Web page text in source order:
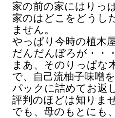
家の前の家にはりっ
家のはどこをどうし
ません。
やっぱり今時の植木
だんだんぼろが・・・
まあ、そのりっぱな
で、自己流柚子味噌
パックに詰めてお返
評判のほどは知りま
でも、母のもとにも